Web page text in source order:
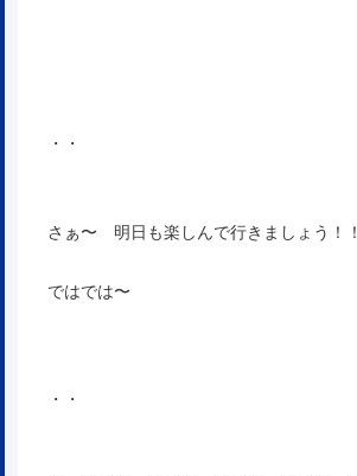
・・
さぁ〜 明日も楽しんで行きましょう！！
ではでは〜
・・